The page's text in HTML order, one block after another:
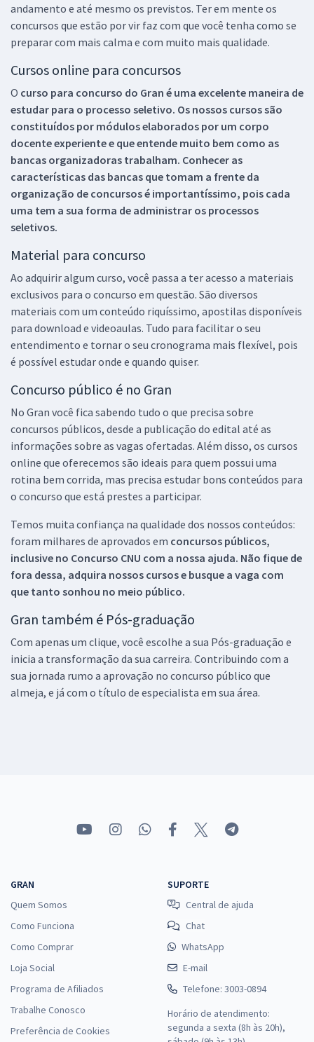
andamento e até mesmo os previstos. Ter em mente os
concursos que estão por vir faz com que você tenha como se
preparar com mais calma e com muito mais qualidade.
Cursos online para concursos
O curso para concurso do Gran é uma excelente maneira de
estudar para o processo seletivo. Os nossos cursos são
constituídos por módulos elaborados por um corpo
docente experiente e que entende muito bem como as
bancas organizadoras trabalham. Conhecer as
características das bancas que tomam a frente da
organização de concursos é importantíssimo, pois cada
uma tem a sua forma de administrar os processos
seletivos.
Material para concurso
Ao adquirir algum curso, você passa a ter acesso a materiais
exclusivos para o concurso em questão. São diversos
materiais com um conteúdo riquíssimo, apostilas disponíveis
para download e videoaulas. Tudo para facilitar o seu
entendimento e tornar o seu cronograma mais flexível, pois
é possível estudar onde e quando quiser.
Concurso público é no Gran
No Gran você fica sabendo tudo o que precisa sobre
concursos públicos, desde a publicação do edital até as
informações sobre as vagas ofertadas. Além disso, os cursos
online que oferecemos são ideais para quem possui uma
rotina bem corrida, mas precisa estudar bons conteúdos para
o concurso que está prestes a participar.
Temos muita confiança na qualidade dos nossos conteúdos:
foram milhares de aprovados em concursos públicos,
inclusive no Concurso CNU com a nossa ajuda. Não fique de
fora dessa, adquira nossos cursos e busque a vaga com
que tanto sonhou no meio público.
Gran também é Pós-graduação
Com apenas um clique, você escolhe a sua Pós-graduação e
inicia a transformação da sua carreira. Contribuindo com a
sua jornada rumo a aprovação no concurso público que
almeja, e já com o título de especialista em sua área.
GRAN
Quem Somos
Como Funciona
Como Comprar
Loja Social
Programa de Afiliados
Trabalhe Conosco
Preferência de Cookies
SUPORTE
Central de ajuda
Chat
WhatsApp
E-mail
Telefone: 3003-0894
Horário de atendimento:
segunda a sexta (8h às 20h),